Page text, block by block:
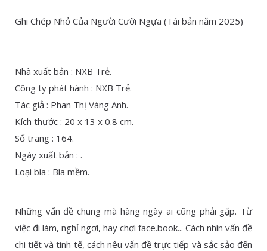
Ghi Chép Nhỏ Của Người Cưỡi Ngựa (Tái bản năm 2025)
Nhà xuất bản : NXB Trẻ.
Công ty phát hành : NXB Trẻ.
Tác giả : Phan Thị Vàng Anh.
Kích thước : 20 x 13 x 0.8 cm.
Số trang : 164.
Ngày xuất bản : .
Loại bìa : Bìa mềm.
Những vấn đề chung mà hàng ngày ai cũng phải gặp. Từ
việc đi làm, nghỉ ngơi, hay chơi face.book... Cách nhìn vấn đề
chi tiết và tinh tế, cách nêu vấn đề trực tiếp và sắc sảo đến